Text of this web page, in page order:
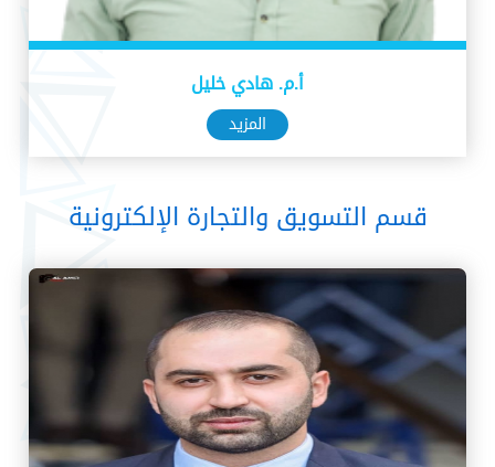
أ.م. هادي خليل
المزيد
قسم التسويق والتجارة الإلكترونية